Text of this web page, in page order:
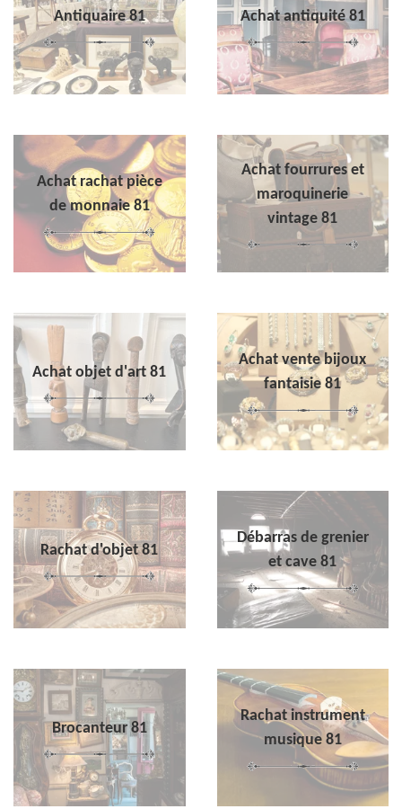
Antiquaire 81 Achat antiquité 81
Achat rachat pièce
de monnaie 81
Achat fourrures et
maroquinerie
vintage 81
Achat objet d'art 81
Achat vente bijoux
fantaisie 81
Rachat d'objet 81
Débarras de grenier
et cave 81
Brocanteur 81
Rachat instrument
musique 81